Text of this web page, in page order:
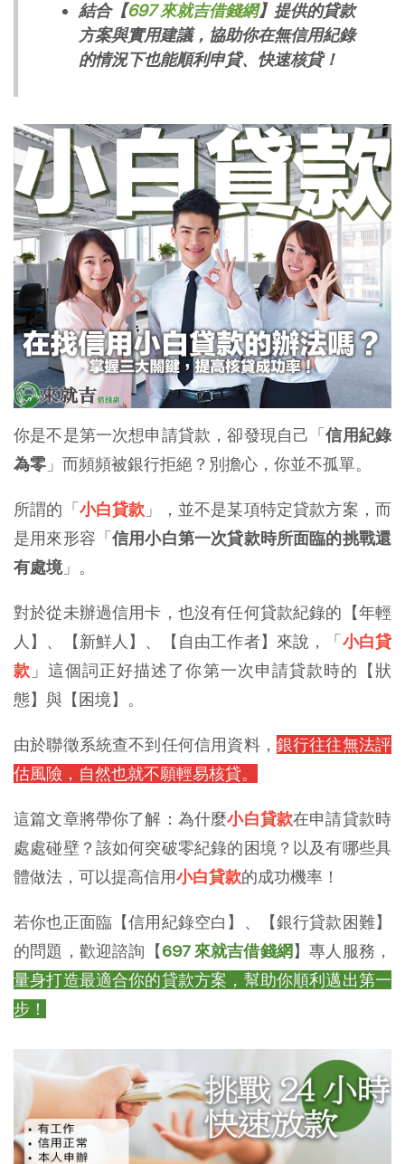
結合【697 來就吉借錢網】提供的貸款
方案與實用建議，協助你在無信用紀錄
的情況下也能順利申貸、快速核貸！
你是不是第一次想申請貸款，卻發現自己「信用紀錄
為零 」而頻頻被銀行拒絕？別擔心，你並不孤單。
所謂的「 小白貸款 」，並不是某項特定貸款方案，而
是用來形容「信用小白第一次貸款時所面臨的挑戰還
有處境」。
對於從未辦過信用卡，也沒有任何貸款紀錄的【年輕
人】、【新鮮人】、【自由工作者】來說，「 小白貸
款 」這個詞正好描述了你第一次申請貸款時的【狀
態】與【困境】。
由於聯徵系統查不到任何信用資料， 銀行往往無法評
估風險，自然也就不願輕易核貸。
這篇文章將帶你了解：為什麼小白貸款在申請貸款時
處處碰壁？該如何突破零紀錄的困境？以及有哪些具
體做法，可以提高信用小白貸款的成功機率！
若你也正面臨【信用紀錄空白】、【銀行貸款困難】
的問題，歡迎諮詢【697 來就吉借錢網 】專人服務，
量身打造最適合你的貸款方案，幫助你順利邁出第一
步！